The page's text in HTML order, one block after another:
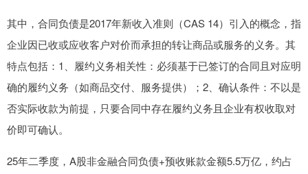
其中，合同负债是2017年新收入准则（CAS 14）引入的概念，指
企业因已收或应收客户对价而承担的转让商品或服务的义务。其
特点包括：1、履约义务相关性：必须基于已签订的合同且对应明
确的履约义务（如商品交付、服务提供）；2、确认条件：不以是
否实际收款为前提，只要合同中存在履约义务且企业有权收取对
价即可确认。
25年二季度，A股非金融合同负债+预收账款金额5.5万亿，约占